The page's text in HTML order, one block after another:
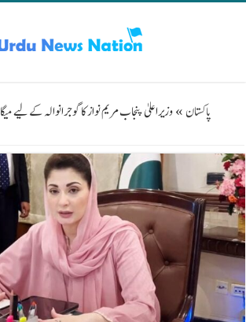
پاکستان »وزیراعلیٰ پنجاب مریم نواز کا گوجرانوالہ کے لیے میگا